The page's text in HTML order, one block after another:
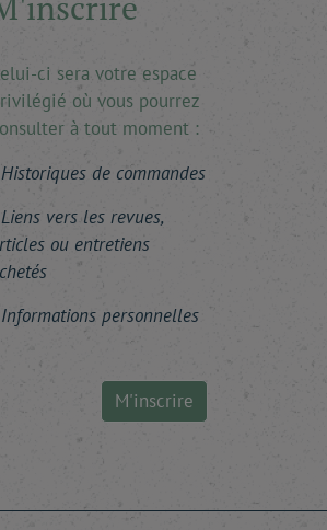
ci sera votre espace
où vous pourrez
à tout moment :
Historiques de commandes
Liens vers les revues,
ou entretiens
Informations personnelles
M'inscrire